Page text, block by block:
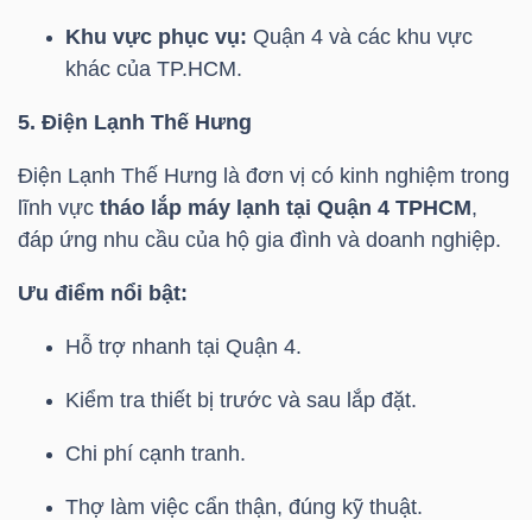
Khu vực phục vụ: Quận 4 và các khu vực
khác của TP.HCM.
5. Điện Lạnh Thế Hưng
Điện Lạnh Thế Hưng là đơn vị có kinh nghiệm trong
lĩnh vực tháo lắp máy lạnh tại Quận 4 TPHCM,
đáp ứng nhu cầu của hộ gia đình và doanh nghiệp.
Ưu điểm nổi bật:
Hỗ trợ nhanh tại Quận 4.
Kiểm tra thiết bị trước và sau lắp đặt.
Chi phí cạnh tranh.
Thợ làm việc cẩn thận, đúng kỹ thuật.
cáo
phân
tích
(-)
ngữ
Dịch